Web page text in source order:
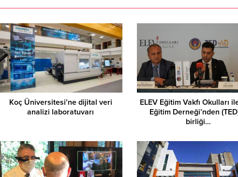
Koç Üniversitesi’ne dijital veri
analizi laboratuvarı
ELEV Eğitim Vakfı Okulları
Eğitim Derneği’nden
birliği…
Asuman Krause, Biyografi…
Gaziantep İslahiye’de
Antep Karası Parmak